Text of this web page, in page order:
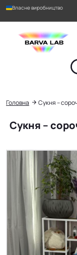
Власне виробництво
Пошук
Головна Сукня –
Сукня –